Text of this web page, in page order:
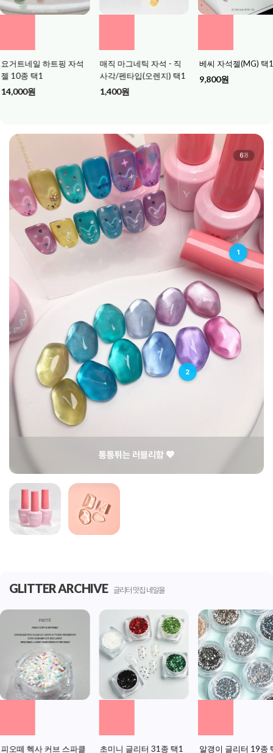
매직 마그네틱 자석 - 직
사각/펜타입(오렌지) 택1
1,400원
베씨 자석젤(MG) 택1
9,800원
자석팁스탠드(직사
7,500원
1
2
통통튀는 러블리함 💖
7 8
GLITTER ARCHIVE 글리터 맛집 네일몰
초미니 글리터 31종 택1 알갱이 글리터 19종 택1 원형 볼참 12종 택1